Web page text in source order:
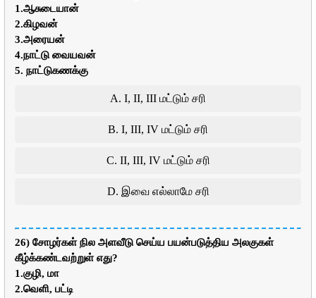
1.ஆசுடையான்
2.கிழவன்
3.அரையன்
4.நாட்டு வையவன்
5. நாட்டுகணக்கு
A. I, II, III மட்டும் சரி
B. I, III, IV மட்டும் சரி
C. II, III, IV மட்டும் சரி
D. இவை எல்லாமே சரி
26) சோழர்கள் நில அளவீடு செய்ய பயன்படுத்திய அலகுகள்
கீழ்க்கண்டவற்றுள் எது?
1.குழி, மா
2.வெளி, பட்டி